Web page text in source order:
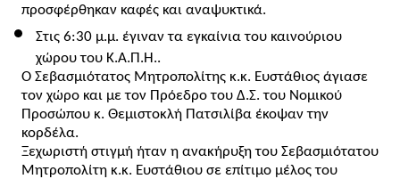
προσφέρθηκαν καφές και αναψυκτικά.
Στις 6:30 μ.μ. έγιναν τα εγκαίνια του καινούριου
χώρου του Κ.Α.Π.Η..
Ο Σεβασμιότατος Μητροπολίτης κ.κ. Ευστάθιος άγιασε
τον χώρο και με τον Πρόεδρο του Δ.Σ. του Νομικού
Προσώπου κ. Θεμιστοκλή Πατσιλίβα έκοψαν την
κορδέλα.
Ξεχωριστή στιγμή ήταν η ανακήρυξη του Σεβασμιότατου
Μητροπολίτη κ.κ. Ευστάθιου σε επίτιμο μέλος του